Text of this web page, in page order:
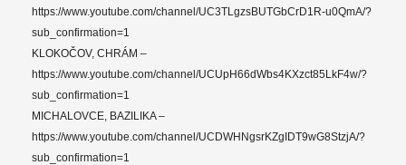
https://www.youtube.com/channel/UC3TLgzsBUTGbCrD1R-u0QmA/?
sub_confirmation=1
KLOKOČOV, CHRÁM –
https://www.youtube.com/channel/UCUpH66dWbs4KXzct85LkF4w/?
sub_confirmation=1
MICHALOVCE, BAZILIKA –
https://www.youtube.com/channel/UCDWHNgsrKZgIDT9wG8StzjA/?
sub_confirmation=1